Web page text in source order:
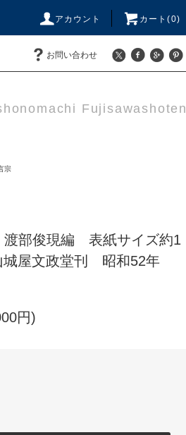
アカウント カート(0)
お問い合わせ
Fujisawashoten
宗
渡部俊現編 表紙サイズ約1
屋文政堂刊 昭和52年
円)